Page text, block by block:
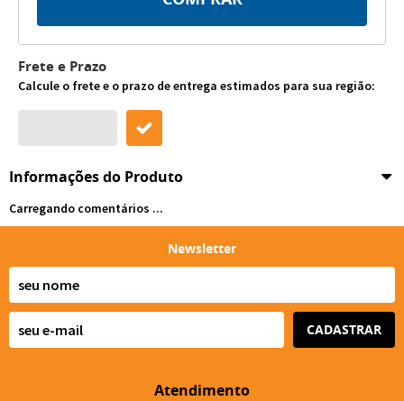
Frete e Prazo
Calcule o frete e o prazo de entrega estimados para sua região:
Informações do Produto
Carregando comentários ...
Newsletter
CADASTRAR
Atendimento